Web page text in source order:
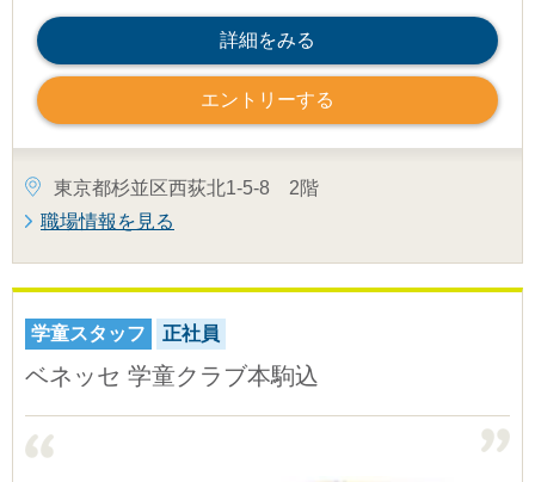
詳細をみる
エントリーする
東京都杉並区西荻北1-5-8 2階
職場情報を見る
学童スタッフ 正社員
ベネッセ 学童クラブ本駒込